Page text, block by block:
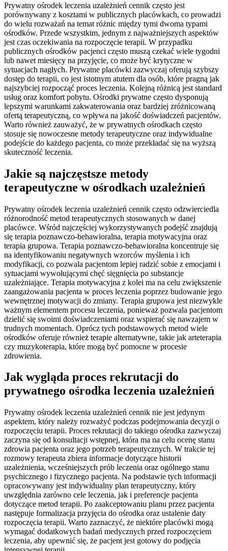
Prywatny ośrodek leczenia uzależnień cennik często jest
porównywany z kosztami w publicznych placówkach, co prowadzi
do wielu rozważań na temat różnic między tymi dwoma typami
ośrodków. Przede wszystkim, jednym z najważniejszych aspektów
jest czas oczekiwania na rozpoczęcie terapii. W przypadku
publicznych ośrodków pacjenci często muszą czekać wiele tygodni
lub nawet miesięcy na przyjęcie, co może być krytyczne w
sytuacjach nagłych. Prywatne placówki zazwyczaj oferują szybszy
dostęp do terapii, co jest istotnym atutem dla osób, które pragną jak
najszybciej rozpocząć proces leczenia. Kolejną różnicą jest standard
usług oraz komfort pobytu. Ośrodki prywatne często dysponują
lepszymi warunkami zakwaterowania oraz bardziej zróżnicowaną
ofertą terapeutyczną, co wpływa na jakość doświadczeń pacjentów.
Warto również zauważyć, że w prywatnych ośrodkach często
stosuje się nowoczesne metody terapeutyczne oraz indywidualne
podejście do każdego pacjenta, co może przekładać się na wyższą
skuteczność leczenia.
Jakie są najczęstsze metody
terapeutyczne w ośrodkach uzależnień
Prywatny ośrodek leczenia uzależnień cennik często odzwierciedla
różnorodność metod terapeutycznych stosowanych w danej
placówce. Wśród najczęściej wykorzystywanych podejść znajdują
się terapia poznawczo-behawioralna, terapia motywacyjna oraz
terapia grupowa. Terapia poznawczo-behawioralna koncentruje się
na identyfikowaniu negatywnych wzorców myślenia i ich
modyfikacji, co pozwala pacjentom lepiej radzić sobie z emocjami i
sytuacjami wywołującymi chęć sięgnięcia po substancje
uzależniające. Terapia motywacyjna z kolei ma na celu zwiększenie
zaangażowania pacjenta w proces leczenia poprzez budowanie jego
wewnętrznej motywacji do zmiany. Terapia grupowa jest niezwykle
ważnym elementem procesu leczenia, ponieważ pozwala pacjentom
dzielić się swoimi doświadczeniami oraz wspierać się nawzajem w
trudnych momentach. Oprócz tych podstawowych metod wiele
ośrodków oferuje również terapie alternatywne, takie jak arteterapia
czy muzykoterapia, które mogą być pomocne w procesie
zdrowienia.
Jak wygląda proces rekrutacji do
prywatnego ośrodka leczenia uzależnień
Prywatny ośrodek leczenia uzależnień cennik nie jest jedynym
aspektem, który należy rozważyć podczas podejmowania decyzji o
rozpoczęciu terapii. Proces rekrutacji do takiego ośrodka zazwyczaj
zaczyna się od konsultacji wstępnej, która ma na celu ocenę stanu
zdrowia pacjenta oraz jego potrzeb terapeutycznych. W trakcie tej
rozmowy terapeuta zbiera informacje dotyczące historii
uzależnienia, wcześniejszych prób leczenia oraz ogólnego stanu
psychicznego i fizycznego pacjenta. Na podstawie tych informacji
opracowywany jest indywidualny plan terapeutyczny, który
uwzględnia zarówno cele leczenia, jak i preferencje pacjenta
dotyczące metod terapii. Po zaakceptowaniu planu przez pacjenta
następuje formalizacja przyjęcia do ośrodka oraz ustalenie daty
rozpoczęcia terapii. Warto zaznaczyć, że niektóre placówki mogą
wymagać dodatkowych badań medycznych przed rozpoczęciem
leczenia, aby upewnić się, że pacjent jest gotowy do podjęcia